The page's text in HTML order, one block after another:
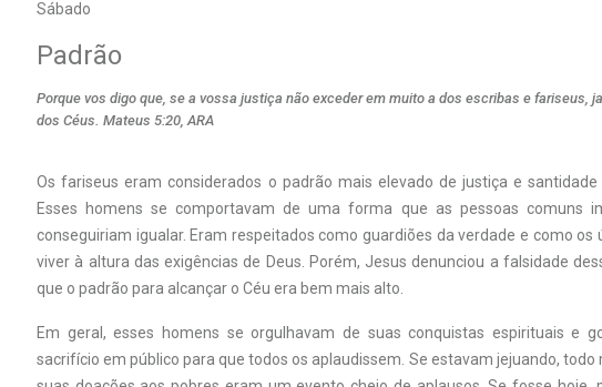
Sábado
Padrão
Porque vos digo que, se a vossa justiça não exceder em muito a dos escribas e fariseus,
dos Céus. Mateus 5:20, ARA
Os fariseus eram considerados o padrão mais elevado de justiça e
Esses homens se comportavam de uma forma que as pessoas comuns
conseguiriam igualar. Eram respeitados como guardiões da verdade e como os
viver à altura das exigências de Deus. Porém, Jesus denunciou a falsidade
que o padrão para alcançar o Céu era bem mais alto.
Em geral, esses homens se orgulhavam de suas conquistas espirituais e
sacrifício em público para que todos os aplaudissem. Se estavam jejuando, todo